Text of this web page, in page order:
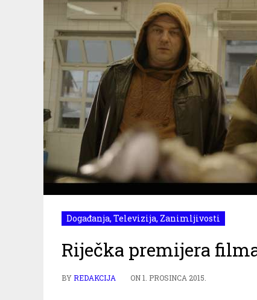
Događanja, Televizija, Zanimljivosti
Riječka premijera
BYREDAKCIJA ON1. PROSINCA 2015.